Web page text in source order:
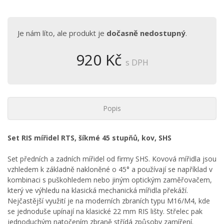
Je nám líto, ale produkt je dočasně nedostupný.
920 Kč s DPH
Popis
Set RIS mířidel RTS, šíkmé 45 stupňů, kov, SHS
Set předních a zadních mířidel od firmy SHS. Kovová mířidla jsou
vzhledem k základně nakloněné o 45° a používají se například v
kombinaci s puškohledem nebo jiným optickým zaměřovačem,
který ve výhledu na klasická mechanická mířidla překáží.
Nejčastější využití je na moderních zbraních typu M16/M4, kde
se jednoduše upínají na klasické 22 mm RIS lišty. Střelec pak
jednoduchým natočením zbraně střídá způsoby zamíření.